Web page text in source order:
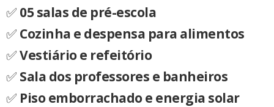
✅ 05 salas de pré-escola
✅ Cozinha e despensa para alimentos
✅Vestiário e refeitório
✅ Sala dos professores e banheiros
✅ Piso emborrachado e energia solar